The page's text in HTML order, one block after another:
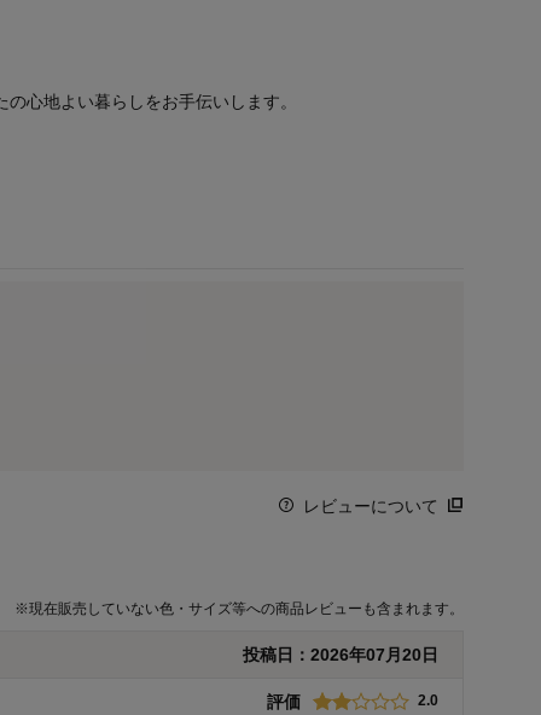
心地よい暮らしをお手伝いします。
レビューについて
※現在販売していない色・サイズ等への商品レビューも含まれます。
投稿日： 2026年07月20日
評価 2.0